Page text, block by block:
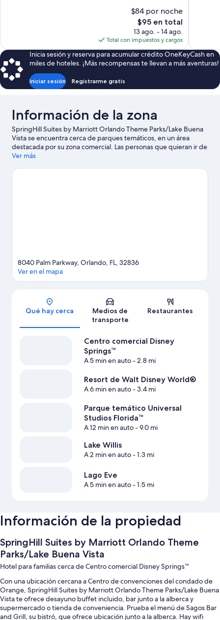
$84 por noche
El
precio
actual
es
de
$95
$95 en total
13 ago. - 14 ago.
Total con impuestos y cargos
Inicia sesión y reserva para acumular crédito OneKeyCash en
miles de hoteles. ¡Más recompensas te llevan a más aventuras!
Iniciar sesión Registrarme gratis
Información de la zona
SpringHill Suites by Marriott Orlando Theme Parks/Lake Buena
Vista se encuentra cerca de parques temáticos, en un área
destacada por su zona comercial. Las personas que quieran ir de
compras pueden visitar Centro comercial Disney Springs™,
famosos del área pueden ir a Centro de convenciones del
Ver más
Sección del mapa
8040 Palm Parkway, Orlando, FL, 32836
Ver en el mapa
Qué hay cerca
Medios de
transporte
Restaurantes
Centro comercial Disney
Springs™
A 5 min en auto- 2.8 mi
Resort de Walt Disney World®
A 6 min en auto- 3.4 mi
Parque temático Universal
Studios Florida™
A 12 min en auto- 9.0 mi
Lake Willis
A 2 min en auto- 1.3 mi
Lago Eve
A 5 min en auto- 1.5 mi
Información de la propiedad
SpringHill Suites by Marriott Orlando Theme
Parks/Lake Buena Vista
Hotel para familias cerca de Centro comercial Disney Springs™
Con una ubicación cercana a Centro de convenciones del condado de
Orange, SpringHill Suites by Marriott Orlando Theme Parks/Lake Buena
Vista te ofrece desayuno buffet incluido, bar junto a la alberca y
supermercado o tienda de conveniencia. Prueba el menú de Sagos Bar
and Grill, su bistró, que ofrece ubicación junto a la alberca. Hay wifi